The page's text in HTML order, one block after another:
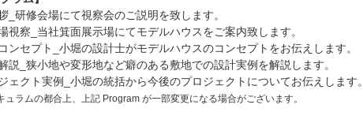
_研修会場にて視察会のご説明を致します。
視察_当社箕面展示場にてモデルハウスをご案内致します。
ンセプト_小堀の設計士がモデルハウスのコンセプトをお伝えします。
説_狭小地や変形地など癖のある敷地での設計実例を解説します。
ェクト実例_小堀の統括から今後のプロジェクトについてお伝えします。
ラムの都合上、上記 Program が一部変更になる場合がございます。